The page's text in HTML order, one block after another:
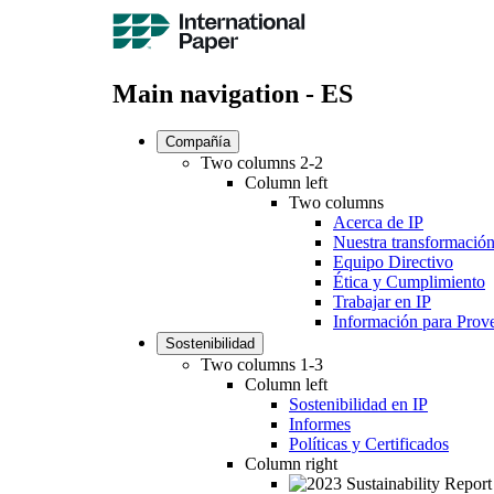
Main navigation - ES
Compañía
Two columns 2-2
Column left
Two columns
Acerca de IP
Nuestra transformación
Equipo Directivo
Ética y Cumplimiento
Trabajar en IP
Información para
Sostenibilidad
Two columns 1-3
Column left
Sostenibilidad en IP
Informes
Políticas y Certificados
Column right